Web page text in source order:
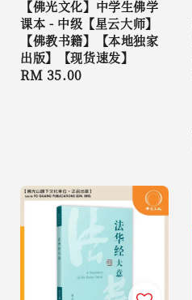
【佛光文化】中学生佛学
课本 - 中级【星云大师】
【佛教书籍】【本地独家
出版】【现货速发】
Regular
RM 35.00